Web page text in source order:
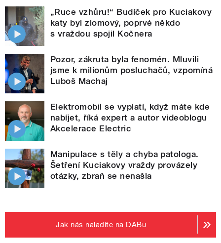
„Ruce vzhůru!“ Budíček pro Kuciakovy
katy byl zlomový, poprvé někdo
s vraždou spojil Kočnera
Pozor, zákruta byla fenomén. Mluvili
jsme k milionům posluchačů, vzpomíná
Luboš Machaj
Elektromobil se vyplatí, když máte kde
nabíjet, říká expert a autor videoblogu
Akcelerace Electric
Manipulace s těly a chyba patologa.
Šetření Kuciakovy vraždy provázely
otázky, zbraň se nenašla
Jak nás naladíte na DABu